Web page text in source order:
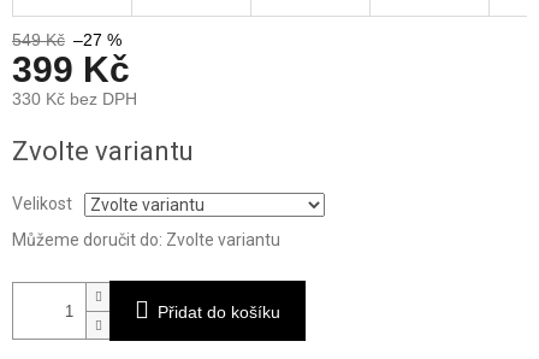
549 Kč –27 %
399 Kč
330 Kč bez DPH
cena:
Zvolte variantu
Velikost
Můžeme doručit do: Zvolte variantu
Přidat do košíku